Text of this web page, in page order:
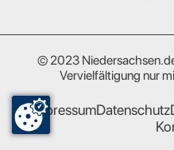
© 2023
Vervielfältigung nur
ImpressumDatenschutz